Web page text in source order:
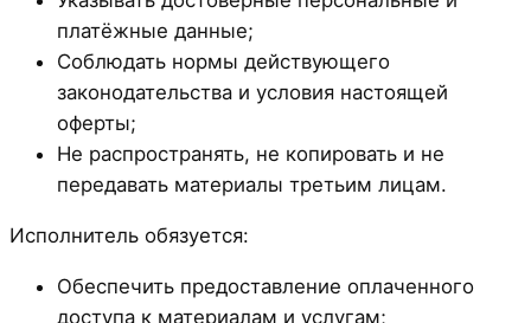
платёжные данные;
Соблюдать нормы действующего
законодательства и условия настоящей
оферты;
Не распространять, не копировать и не
передавать материалы третьим лицам.
Исполнитель обязуется:
Обеспечить предоставление оплаченного
доступа к материалам и услугам;